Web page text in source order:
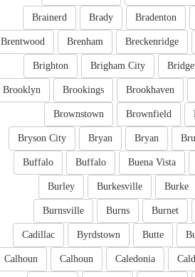
Bradenton
Brady
Brainerd
Breckenridge
Brenham
Brentwood
Brigham City
Brighton
Brookhaven
Brookings
Brooklyn
Brownfield
Brownstown
Bryan
Bryan
Bryson City
Buena Vista
Buffalo
Buffalo
Burke
Burkesville
Burley
Burnet
Burns
Burnsville
Butte
Byrdstown
Cadillac
Caledonia
Calhoun
Calhoun